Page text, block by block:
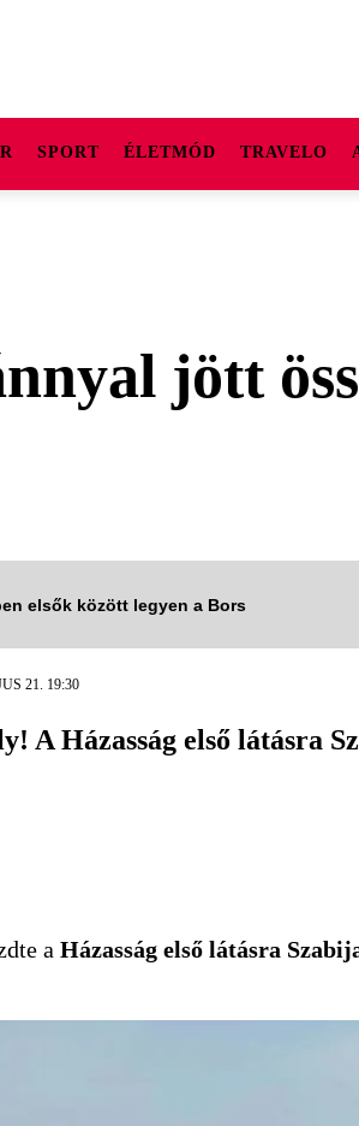
SPORT ÉLETMÓD TRAVELO
jött
elsők között legyen a Bors
21. 19:30
A Házasság első látásra
a Házasság első látásra